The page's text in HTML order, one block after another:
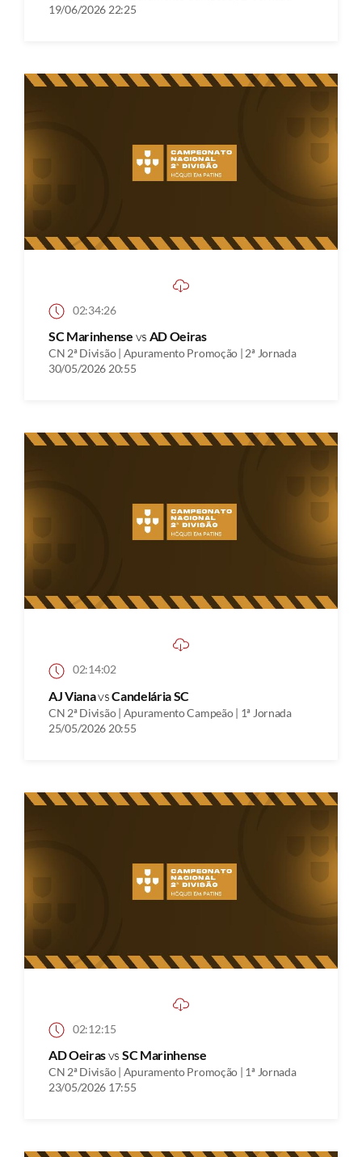
19/06/2026 22:25
02:34:26
SC Marinhense vs AD Oeiras
CN 2ª Divisão | Apuramento Promoção | 2ª Jornada
30/05/2026 20:55
02:14:02
AJ VianavsCandelária SC
CN 2ª Divisão | Apuramento Campeão | 1ª Jornada
25/05/2026 20:55
02:12:15
AD Oeirasvs SC Marinhense
CN 2ª Divisão | Apuramento Promoção | 1ª Jornada
23/05/2026 17:55